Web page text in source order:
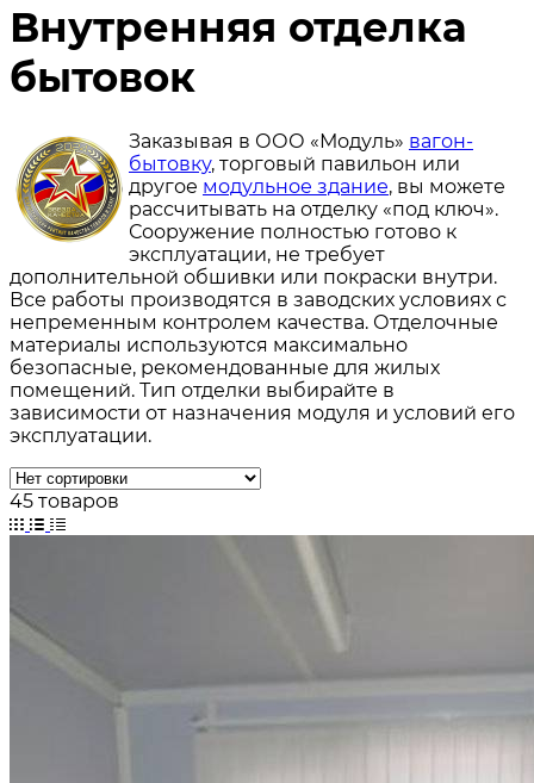
Внутренняя отделка
бытовок
Заказывая в ООО «Модуль» вагон-
бытовку, торговый павильон или
другое модульное здание, вы можете
рассчитывать на отделку «под ключ».
Сооружение полностью готово к
эксплуатации, не требует
дополнительной обшивки или покраски внутри.
Все работы производятся в заводских условиях с
непременным контролем качества. Отделочные
материалы используются максимально
безопасные, рекомендованные для жилых
помещений. Тип отделки выбирайте в
зависимости от назначения модуля и условий его
эксплуатации.
45 товаров